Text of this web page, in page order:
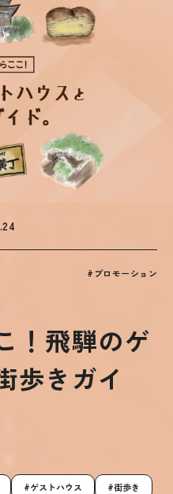
#プロモーション
！飛騨のゲ
歩きガイ
ゲストハウス 街歩き